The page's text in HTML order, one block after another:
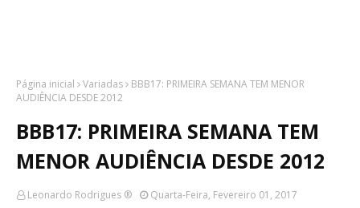
Página inicial Variadas
BBB17: PRIMEIRA SEMANA TEM MENOR
AUDIÊNCIA DESDE 2012
BBB17: PRIMEIRA SEMANA TEM
MENOR AUDIÊNCIA DESDE 2012
Leonardo Rodrigues ® Quarta-Feira, Fevereiro 01, 2017